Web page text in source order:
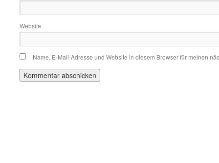
Website
Name, E-Mail-Adresse und Website in diesem Browser für meinen